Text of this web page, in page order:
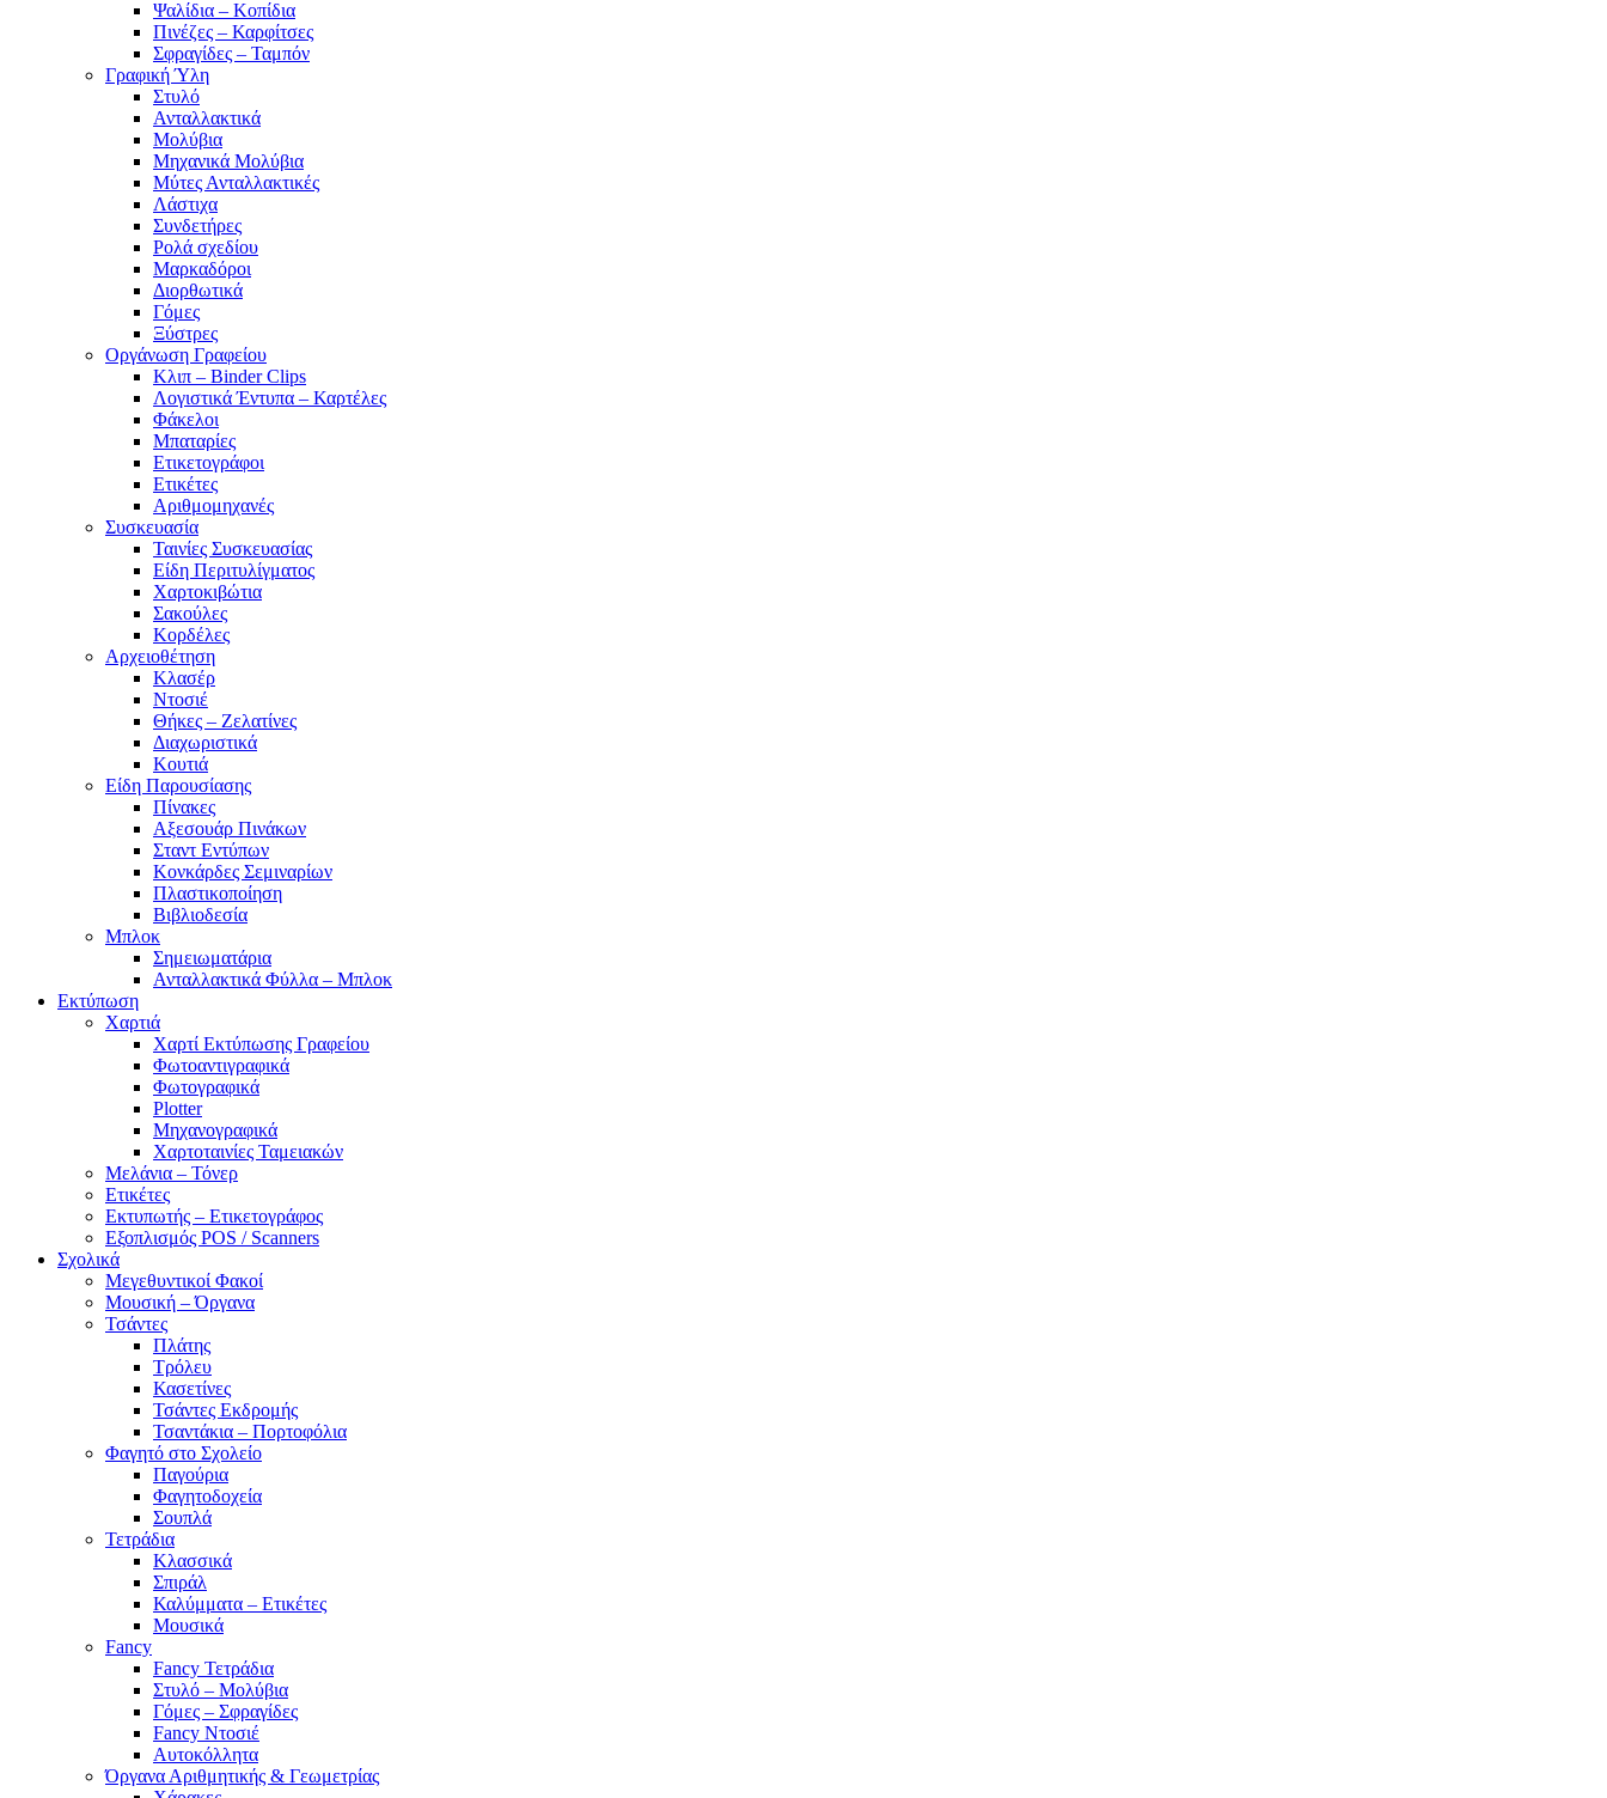
Ψαλίδια – Κοπίδια
Πινέζες – Καρφίτσες
Σφραγίδες – Ταμπόν
Γραφική Ύλη
Στυλό
Ανταλλακτικά
Μολύβια
Μηχανικά Μολύβια
Μύτες Ανταλλακτικές
Λάστιχα
Συνδετήρες
Ρολά σχεδίου
Μαρκαδόροι
Διορθωτικά
Γόμες
Ξύστρες
Οργάνωση Γραφείου
Κλιπ – Binder Clips
Λογιστικά Έντυπα – Καρτέλες
Φάκελοι
Μπαταρίες
Ετικετογράφοι
Ετικέτες
Αριθμομηχανές
Συσκευασία
Ταινίες Συσκευασίας
Είδη Περιτυλίγματος
Χαρτοκιβώτια
Σακούλες
Κορδέλες
Αρχειοθέτηση
Κλασέρ
Ντοσιέ
Θήκες – Ζελατίνες
Διαχωριστικά
Κουτιά
Είδη Παρουσίασης
Πίνακες
Αξεσουάρ Πινάκων
Σταντ Εντύπων
Κονκάρδες Σεμιναρίων
Πλαστικοποίηση
Βιβλιοδεσία
Μπλοκ
Σημειωματάρια
Ανταλλακτικά Φύλλα – Μπλοκ
Εκτύπωση
Χαρτιά
Χαρτί Εκτύπωσης Γραφείου
Φωτοαντιγραφικά
Φωτογραφικά
Plotter
Μηχανογραφικά
Χαρτοταινίες Ταμειακών
Μελάνια – Τόνερ
Ετικέτες
Εκτυπωτής – Ετικετογράφος
Εξοπλισμός POS / Scanners
Σχολικά
Μεγεθυντικοί Φακοί
Μουσική – Όργανα
Τσάντες
Πλάτης
Τρόλευ
Κασετίνες
Τσάντες Εκδρομής
Τσαντάκια – Πορτοφόλια
Φαγητό στο Σχολείο
Παγούρια
Φαγητοδοχεία
Σουπλά
Τετράδια
Κλασσικά
Σπιράλ
Καλύμματα – Ετικέτες
Μουσικά
Fancy
Fancy Τετράδια
Στυλό – Μολύβια
Γόμες – Σφραγίδες
Fancy Ντοσιέ
Αυτοκόλλητα
Όργανα Αριθμητικής & Γεωμετρίας